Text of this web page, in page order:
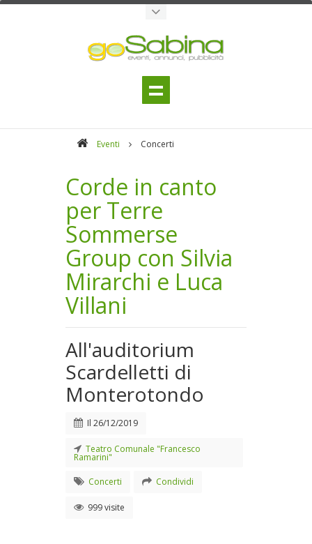
Eventi Concerti
Corde in canto
per Terre
Sommerse
Group con Silvia
Mirarchi e Luca
Villani
All'auditorium
Scardelletti di
Monterotondo
Il 26/12/2019
Teatro Comunale "Francesco
Ramarini"
Concerti Condividi
999 visite